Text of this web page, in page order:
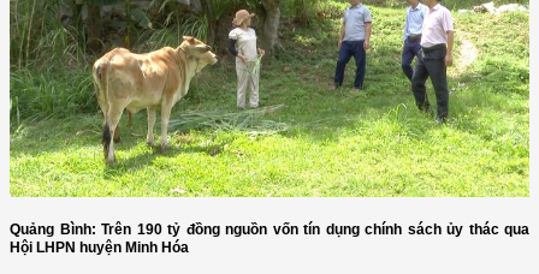
Quảng Bình: Trên 190 tỷ đồng nguồn vốn tín dụng chính sách ủy thác qua
Hội LHPN huyện Minh Hóa